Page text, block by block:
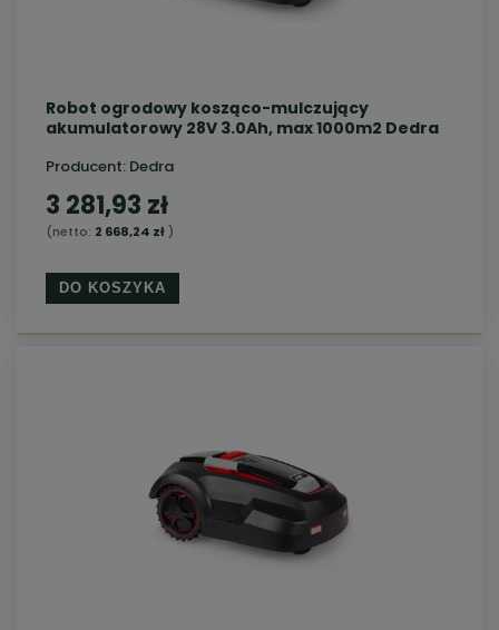
Robot ogrodowy kosząco-mulczujący
akumulatorowy 28V 3.0Ah, max 1000m2 Dedra
Producent: Dedra
3 281,93 zł
(netto: 2 668,24 zł)
DO KOSZYKA